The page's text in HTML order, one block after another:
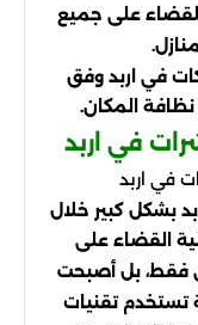
على جميع
في اربد وفق
المكان.
في اربد
بشكل كبير خلال
القضاء على
فقط، بل أصبحت
تستخدم تقنيات